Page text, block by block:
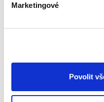
Marketingové
Povolit
Právo Evropské unie